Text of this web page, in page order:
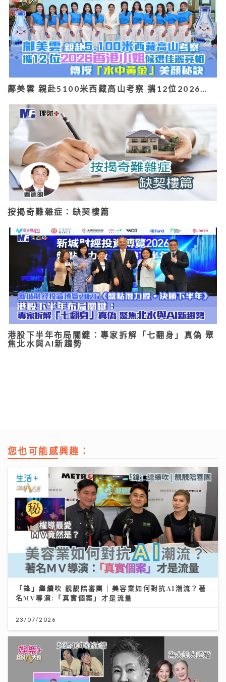
鄺美雲 親赴5100米西藏高山考察 攜12位2026…
按揭奇難雜症：缺契樓篇
港股下半年布局關鍵：專家拆解「七翻身」真偽 聚
焦北水與AI新趨勢
您也可能感興趣：
「鋒」繼續吹 靚靚陪審團 | 美容業如何對抗AI潮流？著
名MV導演:「真實個案」才是流量
23/07/2026